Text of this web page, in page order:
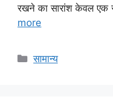
रखने का सारांश केवल एक
more
Categories
सामान्य